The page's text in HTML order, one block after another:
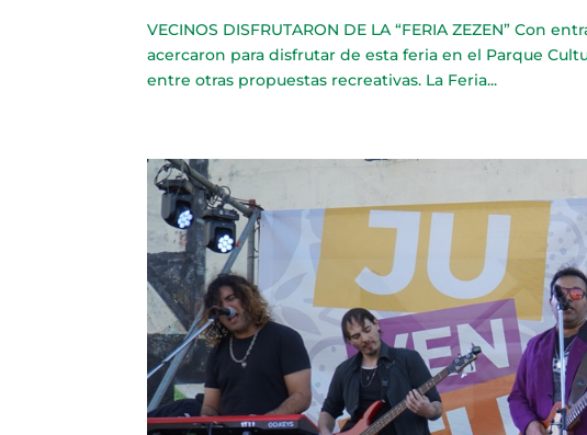
VECINOS DISFRUTARON DE LA “FERIA ZEZEN” Con
acercaron para disfrutar de esta feria en el Parque
entre otras propuestas recreativas. La Feria...